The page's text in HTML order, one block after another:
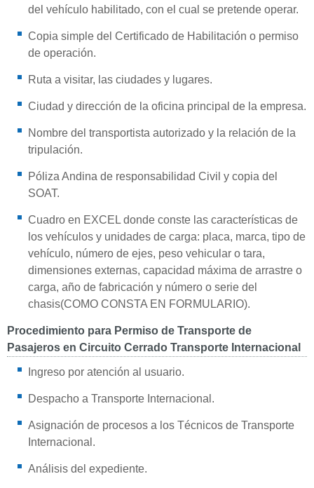
del vehículo habilitado, con el cual se pretende operar.
Copia simple del Certificado de Habilitación o permiso
de operación.
Ruta a visitar, las ciudades y lugares.
Ciudad y dirección de la oficina principal de la empresa.
Nombre del transportista autorizado y la relación de la
tripulación.
Póliza Andina de responsabilidad Civil y copia del
SOAT.
Cuadro en EXCEL donde conste las características de
los vehículos y unidades de carga: placa, marca, tipo de
vehículo, número de ejes, peso vehicular o tara,
dimensiones externas, capacidad máxima de arrastre o
carga, año de fabricación y número o serie del
chasis(COMO CONSTA EN FORMULARIO).
Procedimiento para Permiso de Transporte de
Pasajeros en Circuito Cerrado Transporte Internacional
Ingreso por atención al usuario.
Despacho a Transporte Internacional.
Asignación de procesos a los Técnicos de Transporte
Internacional.
Análisis del expediente.